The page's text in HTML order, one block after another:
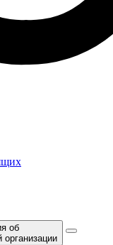
об
организации